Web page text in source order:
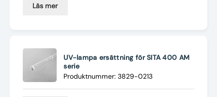
Läs mer
UV-lampa ersättning för SITA 400 AM
serie
Produktnummer: 3829-0213